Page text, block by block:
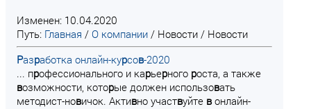
Изменен: 10.04.2020
Путь: Главная / О компании / Новости / Новости
Разработка онлайн-курсов-2020
... профессионального и карьерного роста, а также
возможности, которые должен использовать
методист-новичок. Активно участвуйте вонлайн-